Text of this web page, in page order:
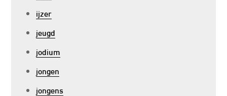
ijzer
jeugd
jodium
jongen
jongens